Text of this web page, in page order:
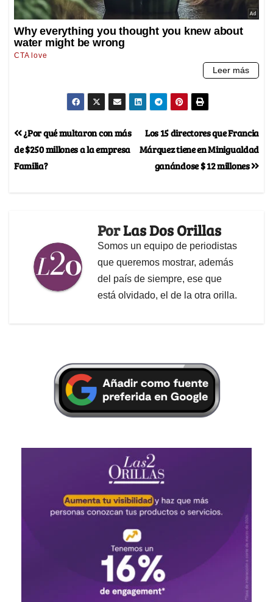
Los 15 directores que Francia
Márquez tiene en Minigualdad
ganándose $ 12 millones
¿Por qué multaron con más
de $250 millones a la empresa
Familia?
PorLas Dos Orillas
Somos un equipo de periodistas
que queremos mostrar, además
del país de siempre, ese que
está olvidado, el de la otra orilla.